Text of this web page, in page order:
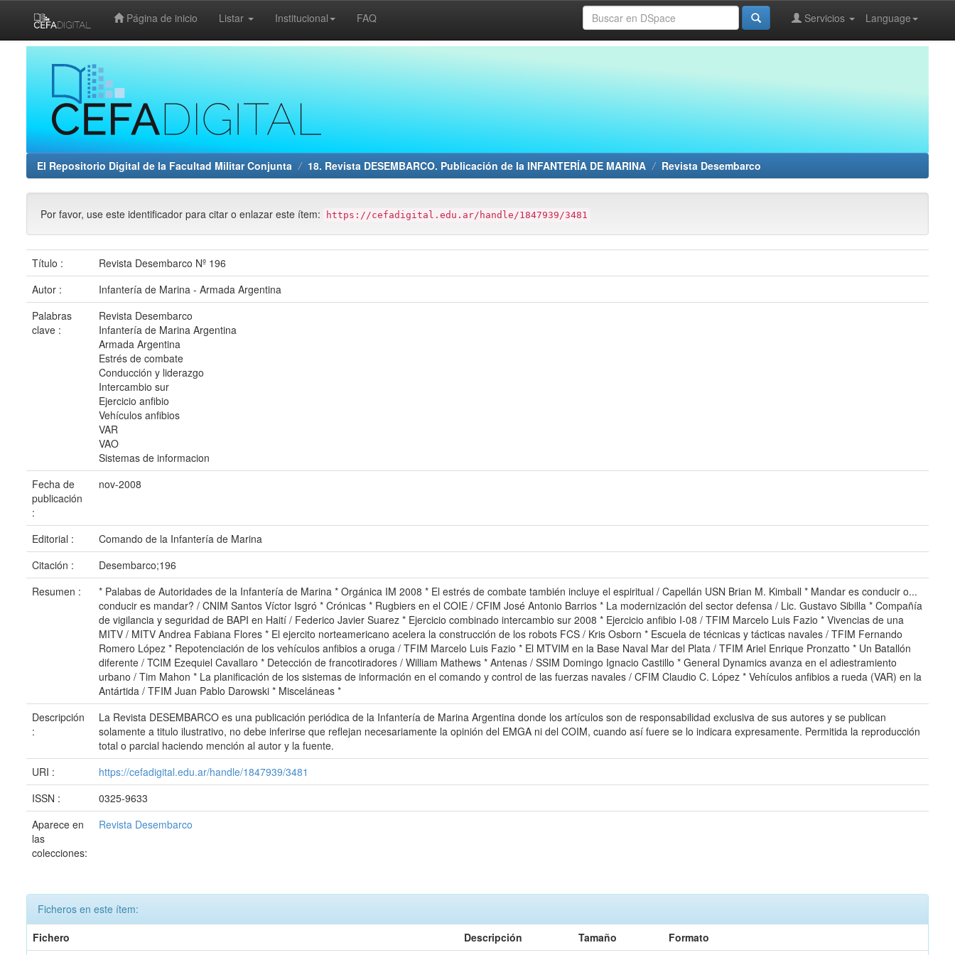
Página de inicio Listar Institucional FAQ Language
Servicios
El Repositorio Digital de la Facultad Militar Conjunta 18. Revista DESEMBARCO. Publicación de la INFANTERÍA DE MARINA Revista Desembarco
Por favor, use este identificador para citar o enlazar este ítem: https://cefadigital.edu.ar/handle/1847939/3481
Título :
Revista Desembarco Nº 196
Autor :
Infantería de Marina - Armada Argentina
Palabras
clave :
Revista Desembarco
Infantería de Marina Argentina
Armada Argentina
Estrés de combate
Conducción y liderazgo
Intercambio sur
Ejercicio anfibio
Vehículos anfibios
VAR
VAO
Sistemas de informacion
Fecha de
publicación
:
nov-2008
Editorial :
Comando de la Infantería de Marina
Citación :
Desembarco;196
Resumen :
* Palabas de Autoridades de la Infantería de Marina * Orgánica IM 2008 * El estrés de combate también incluye el espiritual / Capellán USN Brian M. Kimball * Mandar es conducir o...
conducir es mandar? / CNIM Santos Víctor Isgró * Crónicas * Rugbiers en el COIE / CFIM José Antonio Barrios * La modernización del sector defensa / Lic. Gustavo Sibilla * Compañía
de vigilancia y seguridad de BAPI en Haití / Federico Javier Suarez * Ejercicio combinado intercambio sur 2008 * Ejercicio anfibio I-08 / TFIM Marcelo Luis Fazio * Vivencias de una
MITV / MITV Andrea Fabiana Flores * El ejercito norteamericano acelera la construcción de los robots FCS / Kris Osborn * Escuela de técnicas y tácticas navales / TFIM Fernando
Romero López * Repotenciación de los vehículos anfibios a oruga / TFIM Marcelo Luis Fazio * El MTVIM en la Base Naval Mar del Plata / TFIM Ariel Enrique Pronzatto * Un Batallón
diferente / TCIM Ezequiel Cavallaro * Detección de francotiradores / William Mathews * Antenas / SSIM Domingo Ignacio Castillo * General Dynamics avanza en el adiestramiento
urbano / Tim Mahon * La planificación de los sistemas de información en el comando y control de las fuerzas navales / CFIM Claudio C. López * Vehículos anfibios a rueda (VAR) en la
Antártida / TFIM Juan Pablo Darowski * Misceláneas *
Descripción
:
La Revista DESEMBARCO es una publicación periódica de la Infantería de Marina Argentina donde los artículos son de responsabilidad exclusiva de sus autores y se publican
solamente a titulo ilustrativo, no debe inferirse que reflejan necesariamente la opinión del EMGA ni del COIM, cuando así fuere se lo indicara expresamente. Permitida la reproducción
total o parcial haciendo mención al autor y la fuente.
URI :
https://cefadigital.edu.ar/handle/1847939/3481
ISSN :
0325-9633
Aparece en
las
colecciones:
Revista Desembarco
Ficheros en este ítem:
Fichero
Descripción Tamaño Formato